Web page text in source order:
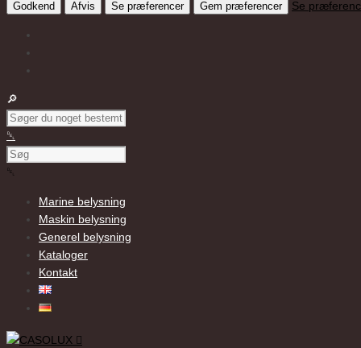
Godkend Afvis Se præferencer Gem præferencer Se
Marine belysning
Maskin belysning
Generel belysning
Kataloger
Kontakt